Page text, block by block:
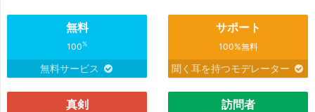
無料
100%
無料サービス
サポート
100%無料
聞く耳を持つモデレーター
真剣 訪問者